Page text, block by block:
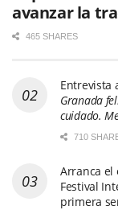
avanzar la
465 SHARES
Entrevista
Granada
cuidado.
710
Arranca el
Festival
primera